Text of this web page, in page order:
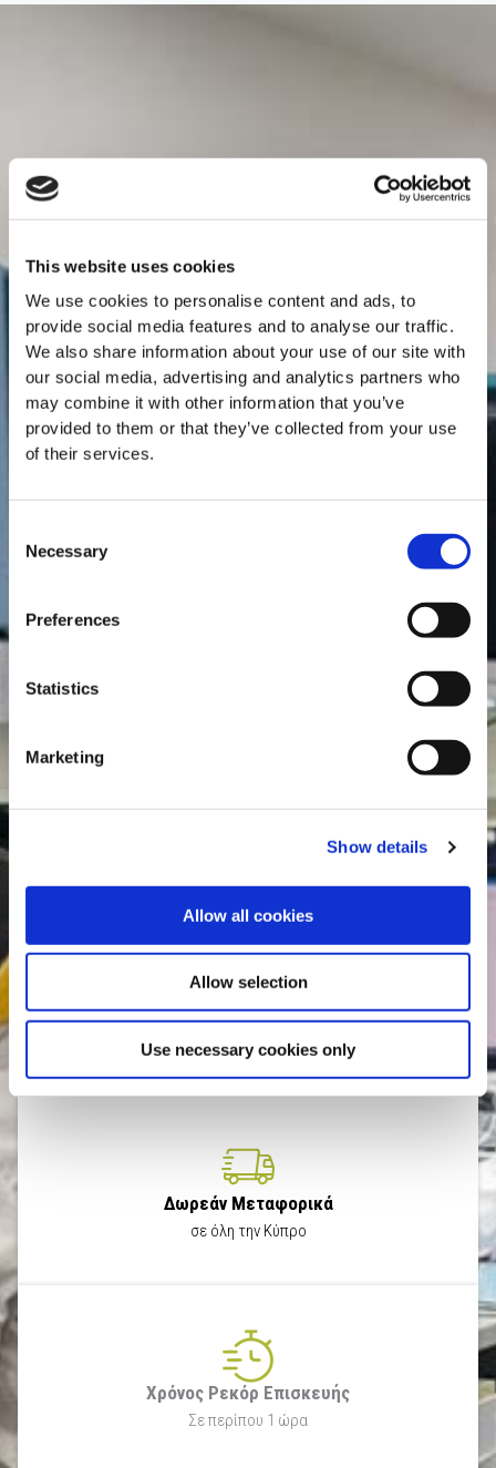
This website uses cookies
We use cookies to personalise content and ads, to
provide social media features and to analyse our traffic.
We also share information about your use of our site with
our social media, advertising and analytics partners who
may combine it with other information that you’ve
provided to them or that they’ve collected from your use
of their services.
Selection
Necessary
Preferences
Statistics
Marketing
Show details
Allow all cookies
Allow selection
Use necessary cookies only
Γιατί να μας επιλέξετε:
Δωρεάν Μεταφορικά
σε όλη την Κύπρο
Χρόνος Ρεκόρ Επισκευής
Σε περίπου 1 ώρα